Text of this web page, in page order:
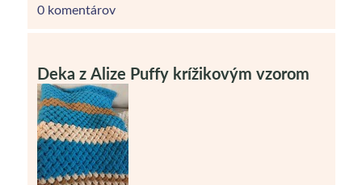
0 komentárov
Deka z Alize Puffy krížikovým vzorom